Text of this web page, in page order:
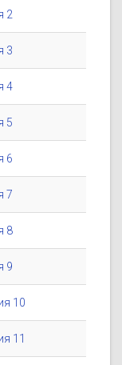
2
3
4
5
6
7
8
9
10
11